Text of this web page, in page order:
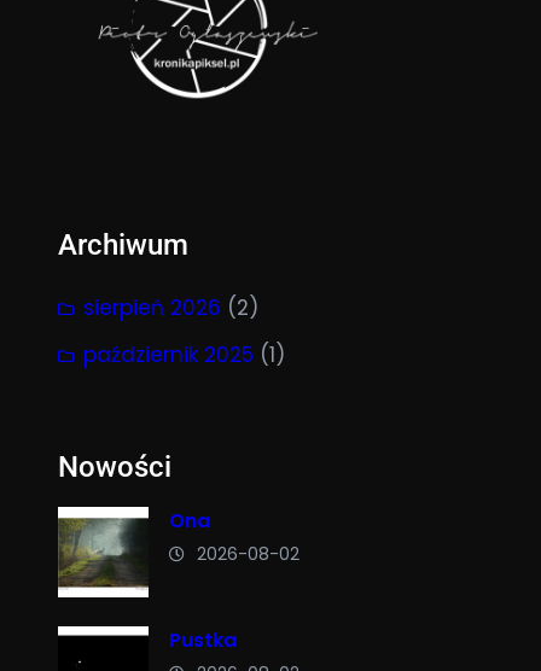
Archiwum
sierpień 2026 (2)
październik 2025 (1)
Nowości
Ona
2026-08-02
Pustka